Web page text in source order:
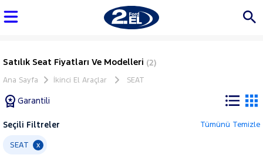
Satılık Seat Fiyatları Ve Modelleri (2)
Ana Sayfa İkinci El Araçlar SEAT
Garantili
Seçili Filtreler Tümünü Temizle
SEAT x